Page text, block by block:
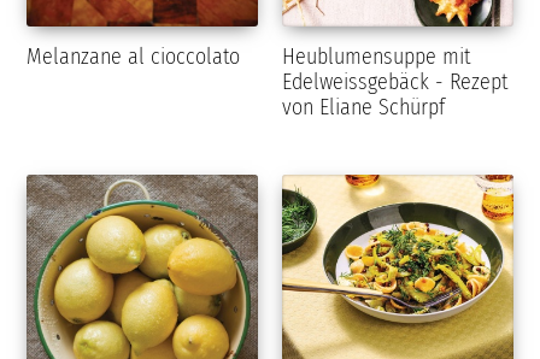
Melanzane al cioccolato
Heublumensuppe mit
Edelweissgebäck - Rezept
von Eliane Schürpf